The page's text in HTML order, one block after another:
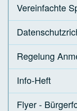
Vereinfachte
Regelung
Info-Heft
Flyer -